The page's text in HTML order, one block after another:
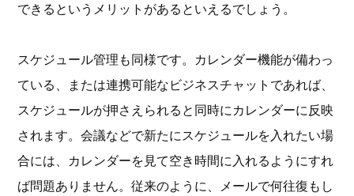
できるというメリットがあるといえるでしょう。
スケジュール管理も同様です。カレンダー機能が備わっ
ている、または連携可能なビジネスチャットであれば、
スケジュールが押さえられると同時にカレンダーに反映
されます。会議などで新たにスケジュールを入れたい場
合には、カレンダーを見て空き時間に入れるようにすれ
ば問題ありません。従来のように、メールで何往復もし